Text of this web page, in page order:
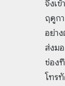
จึงเ
ฤดูก
อย่า
ส่งม
ช่อง
โทร